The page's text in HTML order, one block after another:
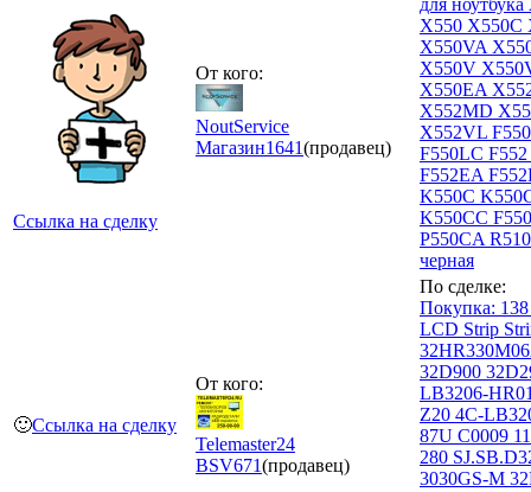
Ссылка на сделку
От кого:
NoutService
Магазин1641(продавец)
X550 X550C
X550VA
X550V
X550EA
X552MD
X552VL
F550LC
F552EA
K550C
K550CC
P550CA
черная
🙂Ссылка на сделку
От кого:
Telemaster24
BSV671(продавец)
По сделке:
Покупка:
LCD Strip
32D900
LB3206-
Z20 4C-
87U C0009
280
3030GS-M